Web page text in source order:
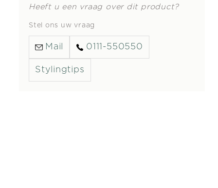
Heeft u een vraag over dit product?
Stel ons uw vraag
Mail 0111-550550
Stylingtips